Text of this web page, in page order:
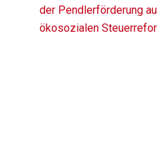
der Pendlerförderung
ökosozialen